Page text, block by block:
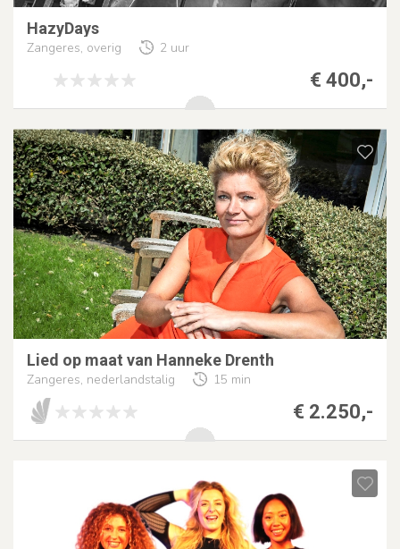
HazyDays
Zangeres, overig 2 uur
€ 400,-
Lied op maat van Hanneke Drenth
Zangeres, nederlandstalig 15 min
€ 2.250,-